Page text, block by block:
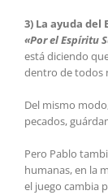
3) La ayuda del
«Por el Espíritu
está diciendo
dentro de todos
Del mismo
pecados,
Pero Pablo
humanas, en la
el juego cambia